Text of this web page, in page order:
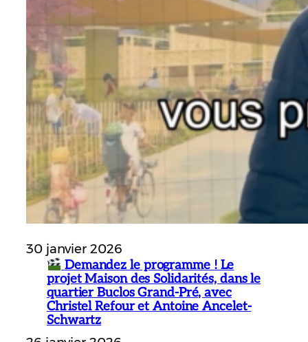
30 janvier 2026
Demandez le programme ! Le
projet Maison des Solidarités, dans le
quartier Buclos Grand-Pré, avec
Christel Refour et Antoine Ancelet-
Schwartz